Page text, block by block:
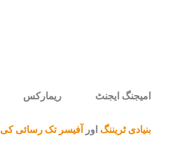
امیجنگ ایجنٹ ریمارکس
بنیادی ٹریننگ اور آفیسر تک رسائی کی